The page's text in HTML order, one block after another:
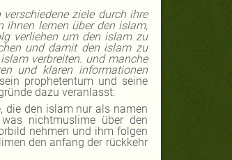
ziele durch ihre
ihnen lernen über den islam,
verliehen um den islam zu
und damit den islam zu
verbreiten. und manche
und klaren informationen
prophetentum und seine
dazu veranlasst:
die den islam nur als namen
nichtmuslime über den
nehmen und ihm folgen
den anfang der rückkehr